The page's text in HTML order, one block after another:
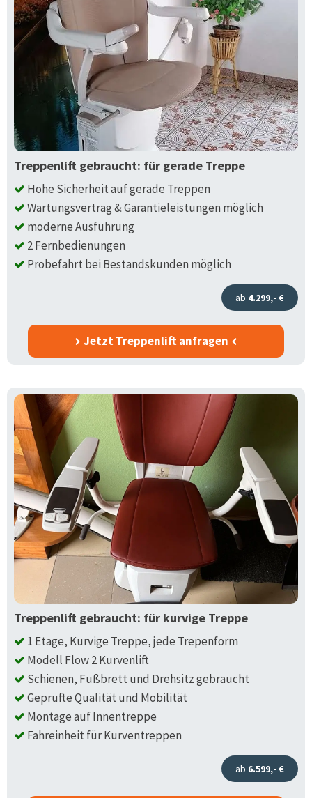
Treppenlift gebraucht: für gerade Treppe
Hohe Sicherheit auf gerade Treppen
Wartungsvertrag & Garantieleistungen möglich
moderne Ausführung
2 Fernbedienungen
Probefahrt bei Bestandskunden möglich
ab 4.299,- €
Jetzt Treppenlift anfragen
Treppenlift gebraucht: für kurvige Treppe
1 Etage, Kurvige Treppe, jede Trepenform
Modell Flow 2 Kurvenlift
Schienen, Fußbrett und Drehsitz gebraucht
Geprüfte Qualität und Mobilität
Montage auf Innentreppe
Fahreinheit für Kurventreppen
ab 6.599,- €